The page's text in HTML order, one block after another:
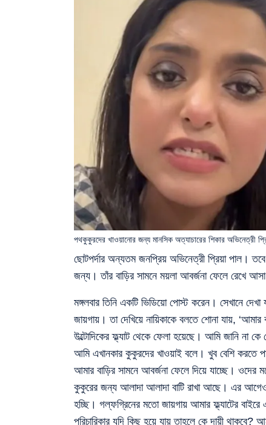
ছোটপর্দার অন্যতম জনপ্রিয় অভিনেত্রী প্রিয়া পাল।
জন্য। তাঁর বাড়ির সামনে ময়লা আবর্জনা ফেলে রেখে
পথকুকুরদের খাওয়ানোর জন্য মানসিক অত্যাচারের শিকার অভিনেত্রী
মঙ্গলবার তিনি একটি ভিডিয়ো পোস্ট করেন। সেখানে
জায়গায়। তা দেখিয়ে নায়িকাকে বলতে শোনা যায়,
উল্টোদিকের ফ্ল্যাট থেকে ফেলা হয়েছে। আমি জানি না
আমি এখানকার কুকুরদের খাওয়াই বলে। খুব বেশি
আমার বাড়ির সামনে আবর্জনা ফেলে দিয়ে যাচ্ছে। ওদের
কুকুরের জন্য আলাদা আলাদা বাটি রাখা আছে। এর
হচ্ছি। গল্ফগ্রিনের মতো জায়গায় আমার ফ্ল্যাটের
পরিচারিকার যদি কিছু হয়ে যায় তাহলে কে দায়ী থাকবে?